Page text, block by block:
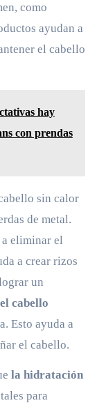
como
ayudan a
el cabello
hay
con prendas
sin calor
de metal.
eliminar el
a crear rizos
un
cabello
Esto ayuda a
el cabello.
la hidratación
para